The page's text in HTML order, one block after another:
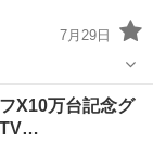
7月29日
X10万台記念グ
TV…